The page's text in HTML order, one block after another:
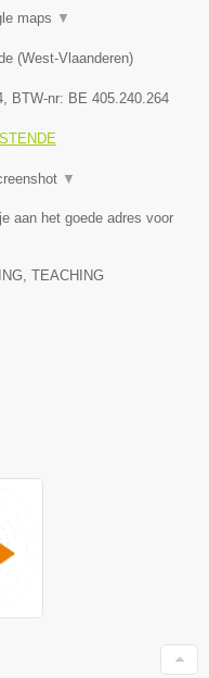
maps ▼
(West-Vlaanderen)
, BTW-nr: BE 405.240.264
▼
aan het goede adres voor
TEACHING